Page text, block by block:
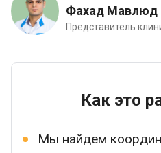
Фахад Мавлюд
Представитель
Как это
Мы найдем